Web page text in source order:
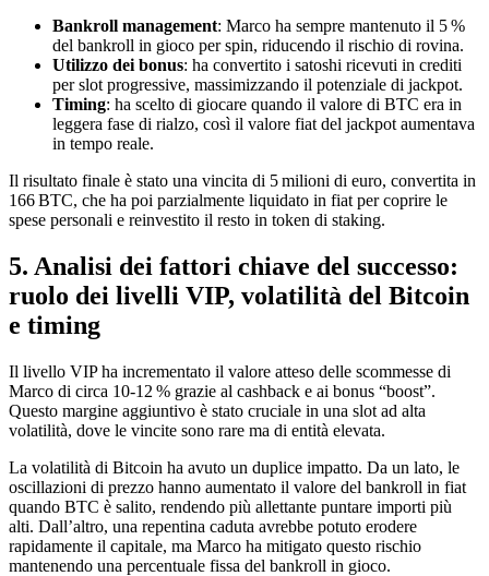
Bankroll management: Marco ha sempre mantenuto il 5 %
del bankroll in gioco per spin, riducendo il rischio di rovina.
Utilizzo dei bonus: ha convertito i satoshi ricevuti in crediti
per slot progressive, massimizzando il potenziale di jackpot.
Timing: ha scelto di giocare quando il valore di BTC era in
leggera fase di rialzo, così il valore fiat del jackpot aumentava
in tempo reale.
Il risultato finale è stato una vincita di 5 milioni di euro, convertita in
166 BTC, che ha poi parzialmente liquidato in fiat per coprire le
spese personali e reinvestito il resto in token di staking.
5. Analisi dei fattori chiave del successo:
ruolo dei livelli VIP, volatilità del Bitcoin
e timing
Il livello VIP ha incrementato il valore atteso delle scommesse di
Marco di circa 10‑12 % grazie al cashback e ai bonus “boost”.
Questo margine aggiuntivo è stato cruciale in una slot ad alta
volatilità, dove le vincite sono rare ma di entità elevata.
La volatilità di Bitcoin ha avuto un duplice impatto. Da un lato, le
oscillazioni di prezzo hanno aumentato il valore del bankroll in fiat
quando BTC è salito, rendendo più allettante puntare importi più
alti. Dall’altro, una repentina caduta avrebbe potuto erodere
rapidamente il capitale, ma Marco ha mitigato questo rischio
mantenendo una percentuale fissa del bankroll in gioco.